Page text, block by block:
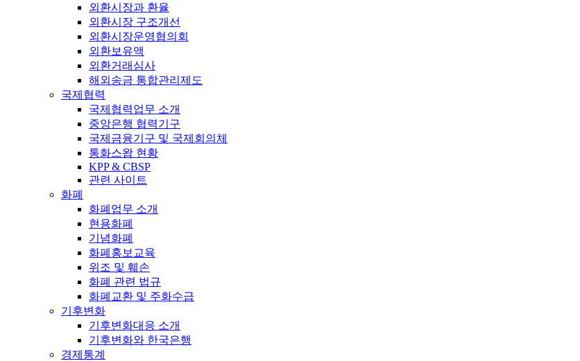
외환시장과 환율
외환시장 구조개선
외환시장운영협의회
외환보유액
외환거래심사
해외송금 통합관리제도
국제협력
국제협력업무 소개
중앙은행 협력기구
국제금융기구 및 국제회의체
통화스왑 현황
KPP & CBSP
관련 사이트
화폐
화폐업무 소개
현용화폐
기념화폐
화폐홍보교육
위조 및 훼손
화폐 관련 법규
화폐교환 및 주화수급
기후변화
기후변화대응 소개
기후변화와 한국은행
경제통계